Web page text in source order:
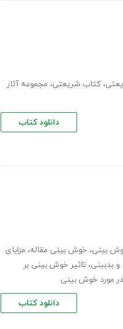
، کتاب شریعتی، مجموعه آثار
دانلود کتاب
بینی، خوش بینی مقاله، مزایای
بدبینی، تاثیر خوش بینی بر
مورد خوش بینی
دانلود کتاب